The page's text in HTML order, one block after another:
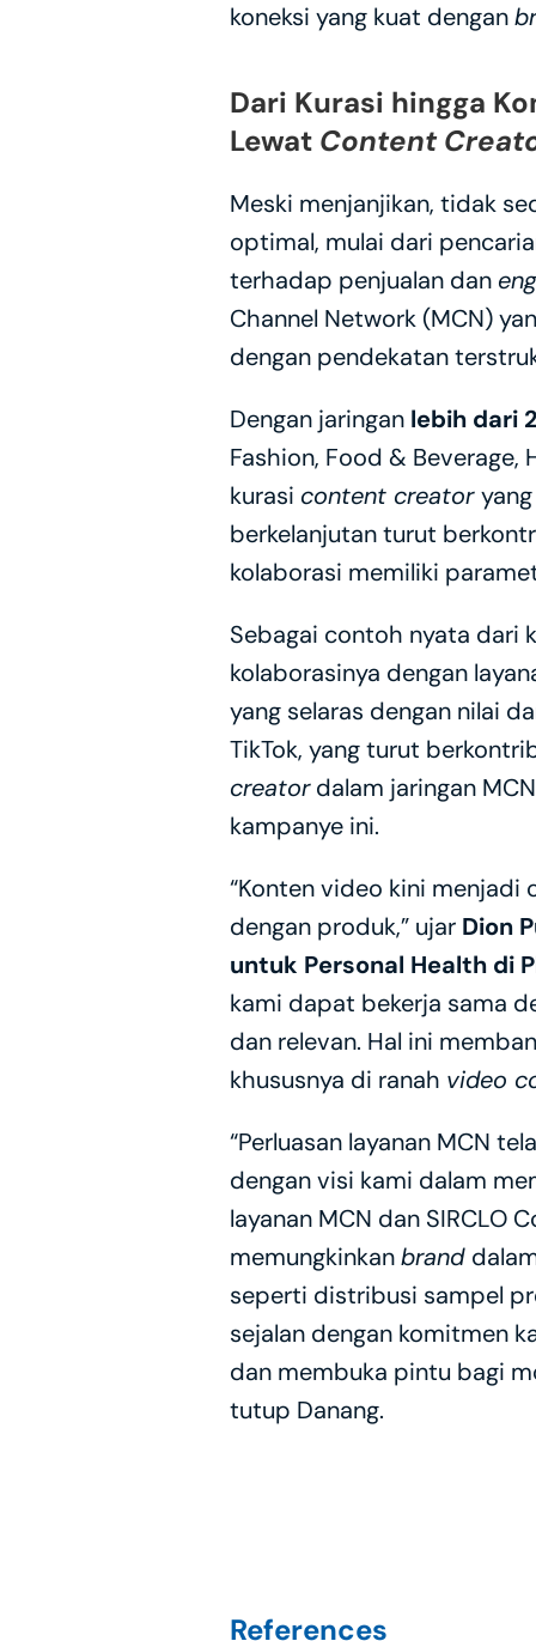
koneksi yang kuat dengan
Dari Kurasi hingga
Lewat Content
Meski menjanjikan, tidak
optimal, mulai dari
terhadap penjualan dan
Channel Network (MCN)
dengan pendekatan
Dengan jaringan lebih dari
Fashion, Food & Beverage,
kurasi content creator yang
berkelanjutan turut
kolaborasi memiliki
Sebagai contoh nyata dari
kolaborasinya dengan
yang selaras dengan nilai
TikTok, yang turut
creator dalam jaringan
kampanye ini.
“Konten video kini menjadi
dengan produk,” ujar Dion
untuk Personal Health di
kami dapat bekerja sama
dan relevan. Hal ini
khususnya di ranah video
“Perluasan layanan MCN
dengan visi kami dalam
layanan MCN dan SIRCLO
memungkinkan brand
seperti distribusi sampel
sejalan dengan komitmen
dan membuka pintu bagi
tutup Danang.
References